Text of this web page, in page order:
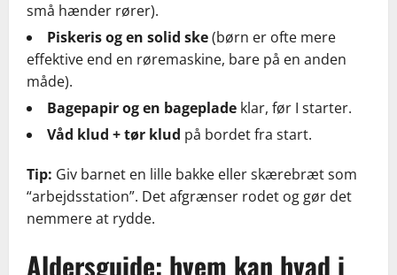
små hænder rører).
Piskeris og en solid ske(børn er ofte mere
effektive end en røremaskine, bare på en anden
måde).
Bagepapir og en bageplade klar, før I starter.
Våd klud + tør klud på bordet fra start.
Tip: Giv barnet en lille bakke eller skærebræt som
“arbejdsstation”. Det afgrænser rodet og gør det
nemmere at rydde.
Aldersguide: hvem kan hvad i